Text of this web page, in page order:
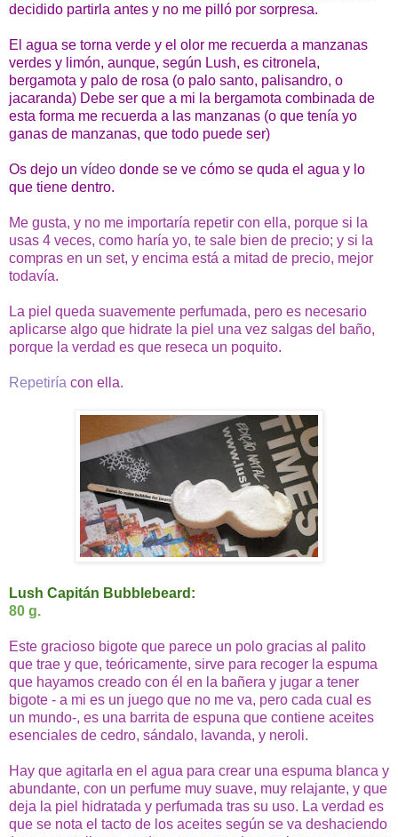
decidido partirla antes y no me pilló por sorpresa.
El agua se torna verde y el olor me recuerda a manzanas
verdes y limón, aunque, según Lush, es citronela,
bergamota y palo de rosa (o palo santo, palisandro, o
jacaranda) Debe ser que a mi la bergamota combinada de
esta forma me recuerda a las manzanas (o que tenía yo
ganas de manzanas, que todo puede ser)
Os dejo un vídeo donde se ve cómo se quda el agua y lo
que tiene dentro.
Me gusta, y no me importaría repetir con ella, porque si la
usas 4 veces, como haría yo, te sale bien de precio; y si la
compras en un set, y encima está a mitad de precio, mejor
todavía.
La piel queda suavemente perfumada, pero es necesario
aplicarse algo que hidrate la piel una vez salgas del baño,
porque la verdad es que reseca un poquito.
Repetiría con ella.
Lush Capitán Bubblebeard:
80 g.
Este gracioso bigote que parece un polo gracias al palito
que trae y que, teóricamente, sirve para recoger la espuma
que hayamos creado con él en la bañera y jugar a tener
bigote - a mi es un juego que no me va, pero cada cual es
un mundo-, es una barrita de espuna que contiene aceites
esenciales de cedro, sándalo, lavanda, y neroli.
Hay que agitarla en el agua para crear una espuma blanca y
abundante, con un perfume muy suave, muy relajante, y que
deja la piel hidratada y perfumada tras su uso. La verdad es
que se nota el tacto de los aceites según se va deshaciendo